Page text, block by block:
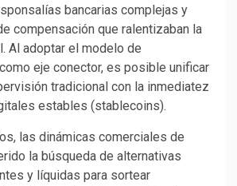
bancarias complejas y
compensación que ralentizaban la
Al adoptar el modelo de
como eje conector, es posible unificar
tradicional con la inmediatez
estables (stablecoins).
las dinámicas comerciales de
la búsqueda de alternativas
y líquidas para sortear